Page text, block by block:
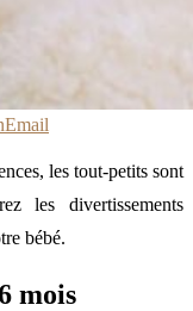
Email
les tout-petits sont
les divertissements
bébé.
mois